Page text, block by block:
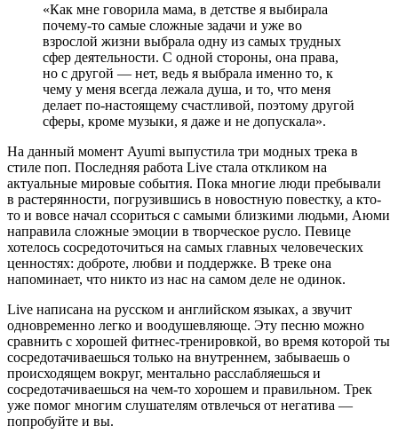
«Как мне говорила мама, в детстве я выбирала
почему-то самые сложные задачи и уже во
взрослой жизни выбрала одну из самых трудных
сфер деятельности. С одной стороны, она права,
но с другой — нет, ведь я выбрала именно то, к
чему у меня всегда лежала душа, и то, что меня
делает по-настоящему счастливой, поэтому другой
сферы, кроме музыки, я даже и не допускала».
На данный момент Ayumi выпустила три модных трека в
стиле поп. Последняя работа Live стала откликом на
актуальные мировые события. Пока многие люди пребывали
в растерянности, погрузившись в новостную повестку, а кто-
то и вовсе начал ссориться с самыми близкими людьми, Аюми
направила сложные эмоции в творческое русло. Певице
хотелось сосредоточиться на самых главных человеческих
ценностях: доброте, любви и поддержке. В треке она
напоминает, что никто из нас на самом деле не одинок.
Live написана на русском и английском языках, а звучит
одновременно легко и воодушевляюще. Эту песню можно
сравнить с хорошей фитнес-тренировкой, во время которой ты
сосредотачиваешься только на внутреннем, забываешь о
происходящем вокруг, ментально расслабляешься и
сосредотачиваешься на чем-то хорошем и правильном. Трек
уже помог многим слушателям отвлечься от негатива —
попробуйте и вы.